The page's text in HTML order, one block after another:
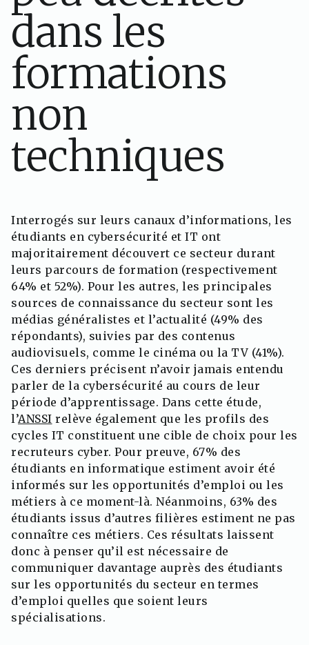
dans les
formations
non
techniques
Interrogés sur leurs canaux d’informations, les
étudiants en cybersécurité et IT ont
majoritairement découvert ce secteur durant
leurs parcours de formation (respectivement
64% et 52%). Pour les autres, les principales
sources de connaissance du secteur sont les
médias généralistes et l’actualité (49% des
répondants), suivies par des contenus
audiovisuels, comme le cinéma ou la TV (41%).
Ces derniers précisent n’avoir jamais entendu
parler de la cybersécurité au cours de leur
période d’apprentissage. Dans cette étude,
l’ANSSI relève également que les profils des
cycles IT constituent une cible de choix pour les
recruteurs cyber. Pour preuve, 67% des
étudiants en informatique estiment avoir été
informés sur les opportunités d’emploi ou les
métiers à ce moment-là. Néanmoins, 63% des
étudiants issus d’autres filières estiment ne pas
connaître ces métiers. Ces résultats laissent
donc à penser qu’il est nécessaire de
communiquer davantage auprès des étudiants
sur les opportunités du secteur en termes
d’emploi quelles que soient leurs
spécialisations.